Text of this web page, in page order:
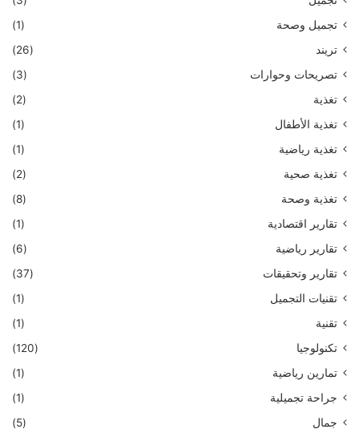
تجميل وصحة
(1)
تريند
(26)
تصريحات وحوارات
(3)
تغذية
(2)
تغذية الأطفال
(1)
تغذية رياضية
(1)
تغذية صحية
(2)
تغذية وصحة
(8)
تقارير اقتصادية
(1)
تقارير رياضية
(6)
تقارير وتحقيقات
(37)
تقنيات التجميل
(1)
تقنية
(1)
تكنولوجيا
(120)
تمارين رياضية
(1)
جراحة تجميلية
(1)
جمال
(5)